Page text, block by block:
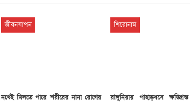
জীবনযাপন
নখেই মিলতে পারে শরীরের নানা রোগের
শিরোনাম
রাঙ্গুনিয়ায় পাহাড়ধসে